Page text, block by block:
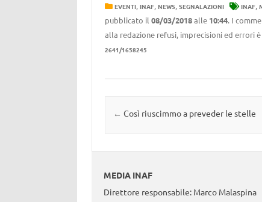
EVENTI, INAF, NEWS, SEGNALAZIONI INAF,
pubblicato il 08/03/2018alle 10:44. I
alla redazione refusi, imprecisioni ed errori
2641/1658245
Navigazione articolo
← Così riuscimmo a preveder le stelle
MEDIA INAF
Direttore responsabile: Marco Malaspina